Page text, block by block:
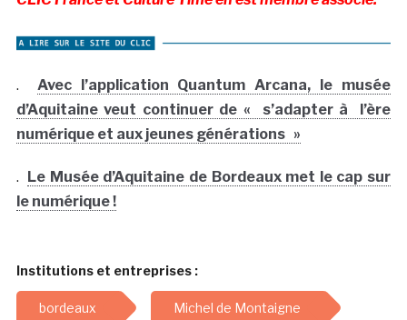
. Avec l’application Quantum Arcana, le musée
d’Aquitaine veut continuer de « s’adapter à l’ère
numérique et aux jeunes générations »
. Le Musée d’Aquitaine de Bordeaux met le cap sur
le numérique !
Institutions et entreprises :
bordeaux Michel de Montaigne